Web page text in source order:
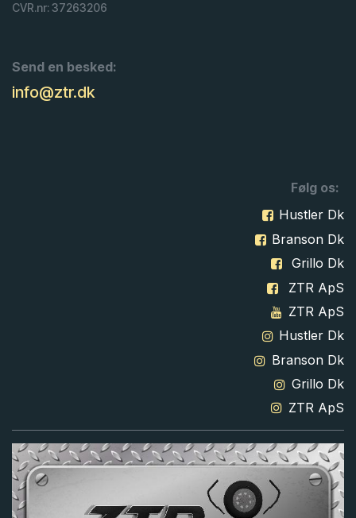
CVR.nr: 37263206
Send en besked:
info@ztr.dk
Følg os:
Hustler Dk
Branson Dk
Grillo Dk
ZTR ApS
ZTR ApS
Hustler Dk
Branson Dk
Grillo Dk
ZTR ApS